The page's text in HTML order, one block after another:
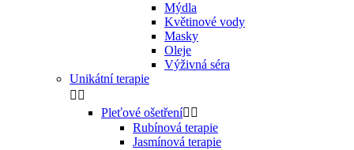
Mýdla
Květinové vody
Masky
Oleje
Výživná séra
Unikátní terapie
 
Pleťové ošetření 
Rubínová terapie
Jasmínová terapie